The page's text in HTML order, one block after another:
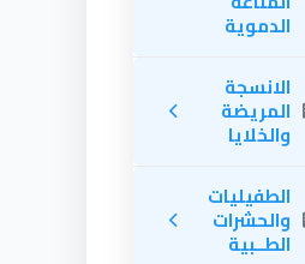
الدموية
الانسجة
المريضة
والخلايا
الطفيليات
والحشرات
الطــبية